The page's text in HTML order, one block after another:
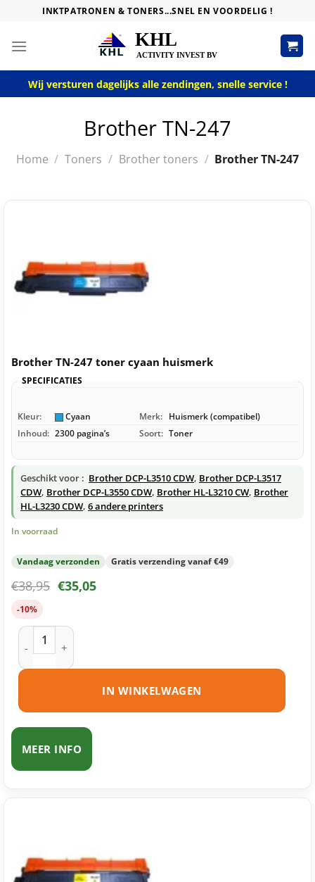
content
INKTPATRONEN & TONERS...SNEL EN VOORDELIG !
Wij versturen dagelijks alle zendingen, snelle service !
Brother TN-247
Home / Toners / Brother toners / Brother TN-247
Brother TN-247 toner cyaan huismerk
SPECIFICATIES
Kleur: Cyaan Merk: Huismerk (compatibel)
Inhoud: 2300 pagina’s Soort: Toner
Geschikt voor : Brother DCP-L3510 CDW, Brother DCP-L3517
CDW, Brother DCP-L3550 CDW, Brother HL-L3210 CW, Brother
HL-L3230 CDW, 6 andere printers
In voorraad
Vandaag verzonden Gratis verzending vanaf €49
€38,95 €35,05
-10%
Brother TN-247 toner cyaan huismerk aantal
IN WINKELWAGEN
MEER INFO